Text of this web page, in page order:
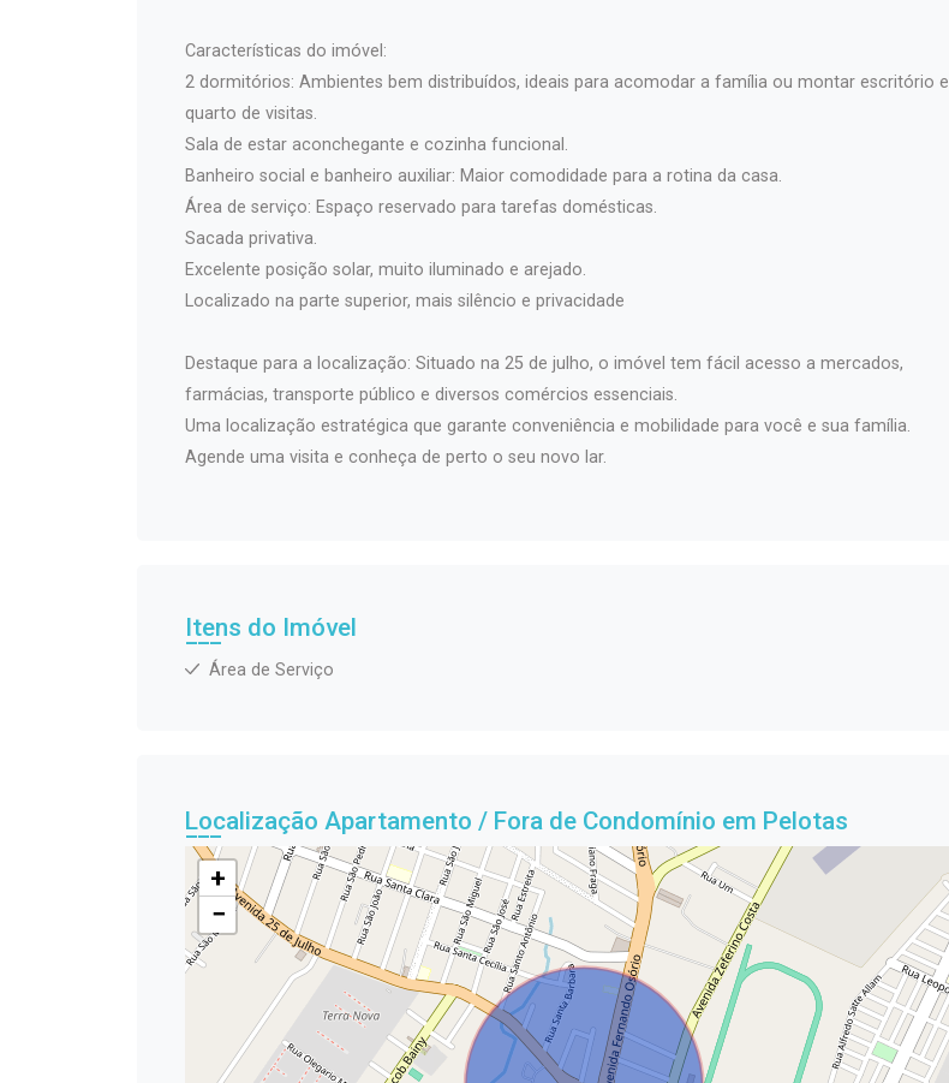
Características do imóvel:
2 dormitórios: Ambientes bem distribuídos, ideais para acomodar a família ou montar escritório e
quarto de visitas.
Sala de estar aconchegante e cozinha funcional.
Banheiro social e banheiro auxiliar: Maior comodidade para a rotina da casa.
Área de serviço: Espaço reservado para tarefas domésticas.
Sacada privativa.
Excelente posição solar, muito iluminado e arejado.
Localizado na parte superior, mais silêncio e privacidade
Destaque para a localização: Situado na 25 de julho, o imóvel tem fácil acesso a mercados,
farmácias, transporte público e diversos comércios essenciais.
Uma localização estratégica que garante conveniência e mobilidade para você e sua família.
Agende uma visita e conheça de perto o seu novo lar.
Itens do Imóvel
Área de Serviço
Localização Apartamento / Fora de Condomínio em Pelotas
+
−